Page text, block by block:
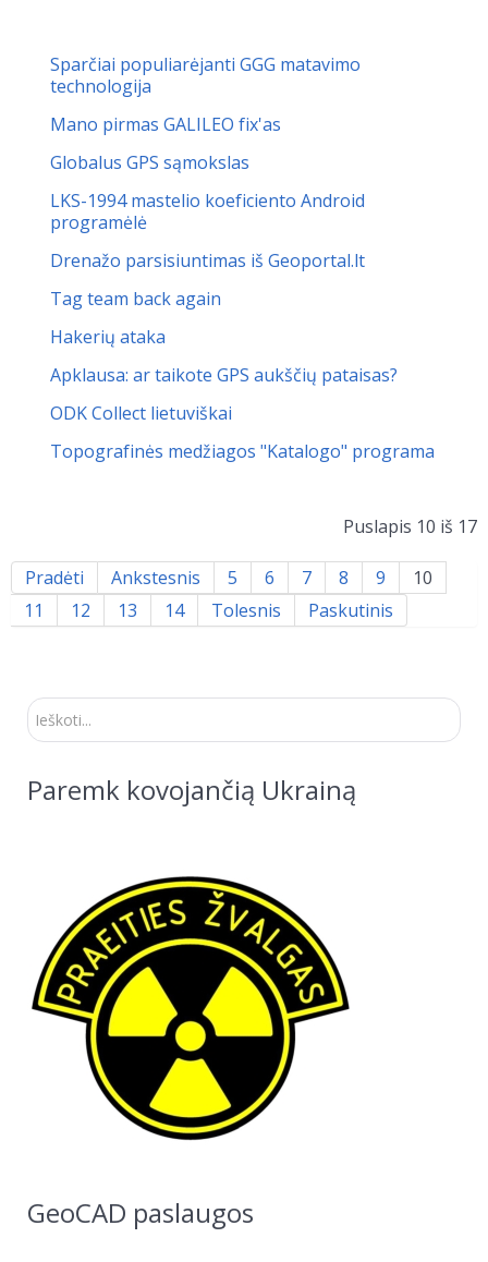
Sparčiai populiarėjanti GGG matavimo
technologija
Mano pirmas GALILEO fix'as
Globalus GPS sąmokslas
LKS-1994 mastelio koeficiento Android
programėlė
Drenažo parsisiuntimas iš Geoportal.lt
Tag team back again
Hakerių ataka
Apklausa: ar taikote GPS aukščių pataisas?
ODK Collect lietuviškai
Topografinės medžiagos "Katalogo" programa
Puslapis 10 iš 17
Pradėti Ankstesnis 5 6 7 8 9
10
11
12 13 14 Tolesnis Paskutinis
Ieškoti...
Paremk kovojančią Ukrainą
GeoCAD paslaugos